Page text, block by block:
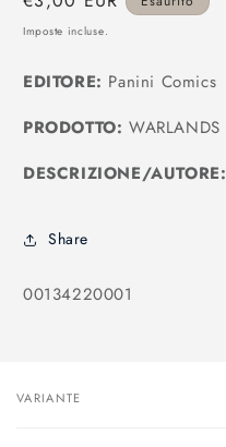
modale
di
Imposte incluse.
EDITORE: Panini Comics
PRODOTTO: WARLANDS
DESCRIZIONE/AUTORE:
Share
SKU:
00134220001
Il
VARIANTE